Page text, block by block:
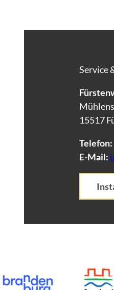
Service
15517
Telefon:
E-Mail: